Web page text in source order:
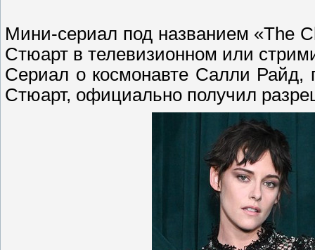
Мини-сериал под названием «The
Стюарт в телевизионном или
Сериал о космонавте Салли Райд,
Стюарт, официально получил